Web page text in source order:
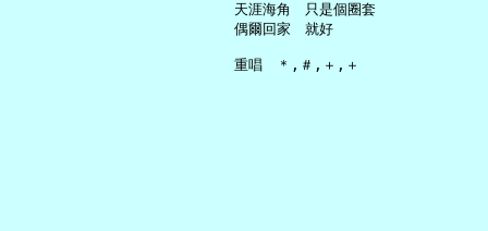
     天涯海角　只是個圈套
     偶爾回家　就好